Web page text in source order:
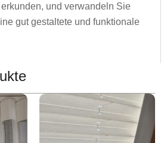
und verwandeln Sie
gut gestaltete und funktionale